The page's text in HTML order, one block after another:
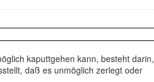
kaputtgehen kann, besteht darin,
daß es unmöglich zerlegt oder